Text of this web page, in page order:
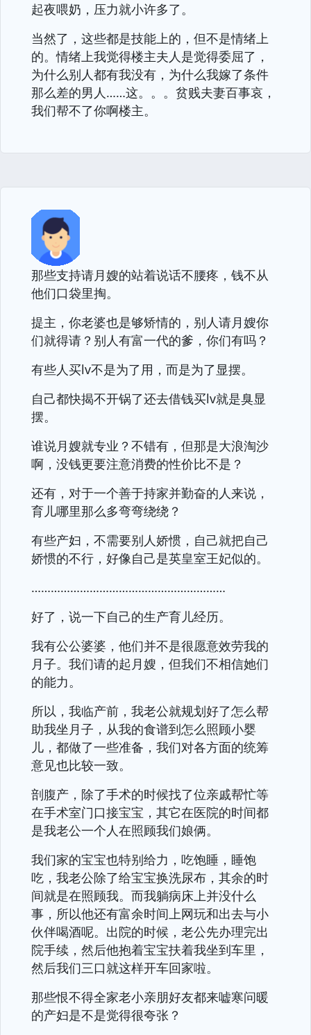
起夜喂奶，压力就小许多了。
当然了，这些都是技能上的，但不是情绪上
的。情绪上我觉得楼主夫人是觉得委屈了，
为什么别人都有我没有，为什么我嫁了条件
那么差的男人……这。。。贫贱夫妻百事哀，
我们帮不了你啊楼主。
那些支持请月嫂的站着说话不腰疼，钱不从
他们口袋里掏。
提主，你老婆也是够矫情的，别人请月嫂你
们就得请？别人有富一代的爹，你们有吗？
有些人买lv不是为了用，而是为了显摆。
自己都快揭不开锅了还去借钱买lv就是臭显
摆。
谁说月嫂就专业？不错有，但那是大浪淘沙
啊，没钱更要注意消费的性价比不是？
还有，对于一个善于持家并勤奋的人来说，
育儿哪里那么多弯弯绕绕？
有些产妇，不需要别人娇惯，自己就把自己
娇惯的不行，好像自己是英皇室王妃似的。
……………………………………………………
好了，说一下自己的生产育儿经历。
我有公公婆婆，他们并不是很愿意效劳我的
月子。我们请的起月嫂，但我们不相信她们
的能力。
所以，我临产前，我老公就规划好了怎么帮
助我坐月子，从我的食谱到怎么照顾小婴
儿，都做了一些准备，我们对各方面的统筹
意见也比较一致。
剖腹产，除了手术的时候找了位亲戚帮忙等
在手术室门口接宝宝，其它在医院的时间都
是我老公一个人在照顾我们娘俩。
我们家的宝宝也特别给力，吃饱睡，睡饱
吃，我老公除了给宝宝换洗尿布，其余的时
间就是在照顾我。而我躺病床上并没什么
事，所以他还有富余时间上网玩和出去与小
伙伴喝酒呢。出院的时候，老公先办理完出
院手续，然后他抱着宝宝扶着我坐到车里，
然后我们三口就这样开车回家啦。
那些恨不得全家老小亲朋好友都来嘘寒问暖
的产妇是不是觉得很夸张？